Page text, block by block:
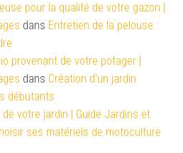
pour la qualité de votre gazon |
dans Entretien de la pelouse :
provenant de votre potager |
dans Création d’un jardin
débutants
votre jardin | Guide Jardins et
ses matériels de motoculture